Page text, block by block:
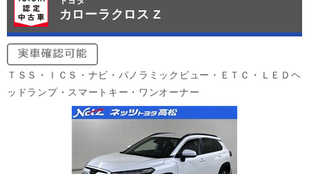
カローラクロス Z
ＴＳＳ・ＩＣＳ・ナビ・パノラミックビュー・ＥＴＣ・ＬＥＤヘ
ッドランプ・スマートキー・ワンオーナー